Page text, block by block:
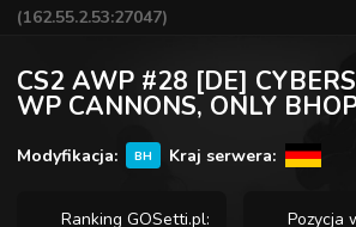
(162.55.2.53:27047)
CS2 AWP #28 [DE]
WP CANNONS, ONLY
Modyfikacja: BH Kraj serwera:
Ranking GOSetti.pl: Pozycja